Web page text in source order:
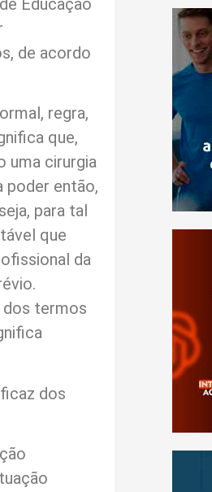
Educação
de acordo
regra,
que,
uma cirurgia
poder então,
para tal
que
da
dos termos
dos